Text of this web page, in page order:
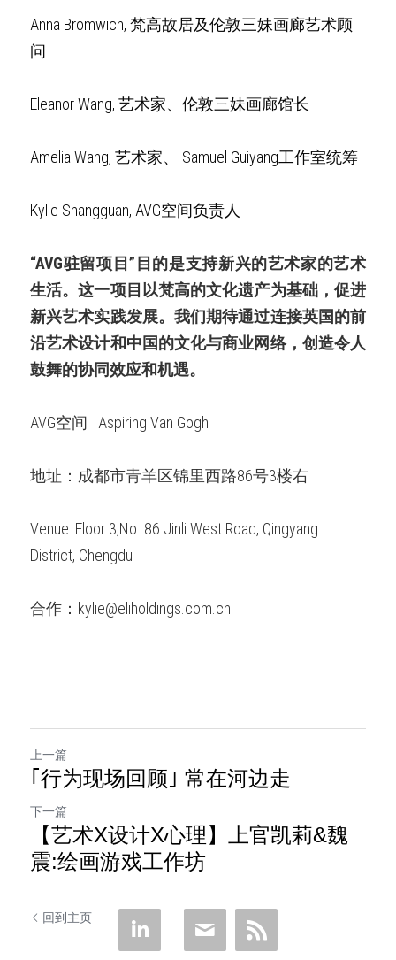
Anna Bromwich, 梵高故居及伦敦三妹画廊艺术顾
问
Eleanor Wang, 艺术家、伦敦三妹画廊馆长
Amelia Wang, 艺术家、 Samuel Guiyang工作室统筹
Kylie Shangguan, AVG空间负责人
“AVG驻留项目”目的是支持新兴的艺术家的艺术
生活。这一项目以梵高的文化遗产为基础，促进
新兴艺术实践发展。我们期待通过连接英国的前
沿艺术设计和中国的文化与商业网络，创造令人
鼓舞的协同效应和机遇。
AVG空间   Aspiring Van Gogh
地址：成都市青羊区锦里西路86号3楼右
Venue: Floor 3,No. 86 Jinli West Road, Qingyang
District, Chengdu
合作：kylie@eliholdings.com.cn
上一篇
｢行为现场回顾｣ 常在河边走
下一篇
【艺术X设计X心理】上官凯莉&魏
震:绘画游戏工作坊
回到主页